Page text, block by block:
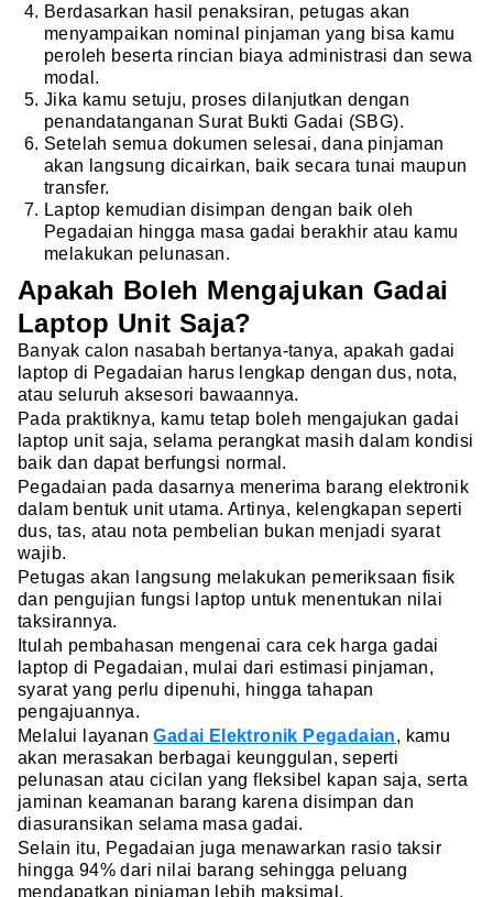
Berdasarkan hasil penaksiran, petugas akan
menyampaikan nominal pinjaman yang bisa kamu
peroleh beserta rincian biaya administrasi dan sewa
modal.
Jika kamu setuju, proses dilanjutkan dengan
penandatanganan Surat Bukti Gadai (SBG).
Setelah semua dokumen selesai, dana pinjaman
akan langsung dicairkan, baik secara tunai maupun
transfer.
Laptop kemudian disimpan dengan baik oleh
Pegadaian hingga masa gadai berakhir atau kamu
melakukan pelunasan.
Apakah Boleh Mengajukan Gadai
Laptop Unit Saja?
Banyak calon nasabah bertanya-tanya, apakah gadai
laptop di Pegadaian harus lengkap dengan dus, nota,
atau seluruh aksesori bawaannya.
Pada praktiknya, kamu tetap boleh mengajukan gadai
laptop unit saja, selama perangkat masih dalam kondisi
baik dan dapat berfungsi normal.
Pegadaian pada dasarnya menerima barang elektronik
dalam bentuk unit utama. Artinya, kelengkapan seperti
dus, tas, atau nota pembelian bukan menjadi syarat
wajib.
Petugas akan langsung melakukan pemeriksaan fisik
dan pengujian fungsi laptop untuk menentukan nilai
taksirannya.
Itulah pembahasan mengenai cara cek harga gadai
laptop di Pegadaian, mulai dari estimasi pinjaman,
syarat yang perlu dipenuhi, hingga tahapan
pengajuannya.
Melalui layananGadai Elektronik Pegadaian, kamu
akan merasakan berbagai keunggulan, seperti
pelunasan atau cicilan yang fleksibel kapan saja, serta
jaminan keamanan barang karena disimpan dan
diasuransikan selama masa gadai.
Selain itu, Pegadaian juga menawarkan rasio taksir
hingga 94% dari nilai barang sehingga peluang
mendapatkan pinjaman lebih maksimal.